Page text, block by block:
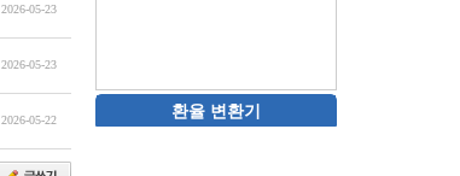
2026-05-23
2026-05-23
2026-05-22 환율 변환기